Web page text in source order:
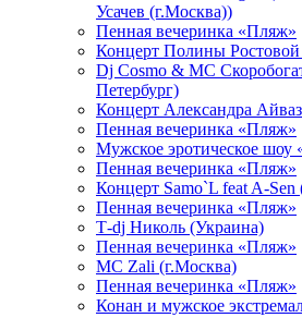
Усачев (г.Москва))
Пенная вечеринка «Пляж»
Концерт Полины
Dj Cosmo & МС
Петербург)
Концерт Александра
Пенная вечеринка «Пляж»
Мужское эротическое шоу
Пенная вечеринка «Пляж»
Концерт Samo`L feat A-Sen
Пенная вечеринка «Пляж»
Т-dj Николь (Украина)
Пенная вечеринка «Пляж»
МС Zali (г.Москва)
Пенная вечеринка «Пляж»
Конан и мужское